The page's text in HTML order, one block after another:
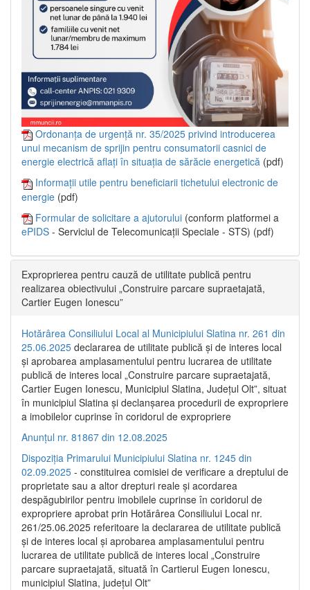
Ordonanța de urgență nr. 35/2025 privind introducerea
unui mecanism de sprijin pentru consumatorii casnici de
energie electrică aflați în situația de sărăcie energetică (pdf)
Informații utile pentru beneficiarii tichetului electronic de
energie (pdf)
Formular de solicitare a ajutorului (conform platformei a
ePIDS - Serviciul de Telecomunicații Speciale - STS) (pdf)
Exproprierea pentru cauză de utilitate publică pentru
realizarea obiectivului „Construire parcare supraetajată,
Cartier Eugen Ionescu”
Hotărârea Consiliului Local al Municipiului Slatina nr. 261 din
25.06.2025 declararea de utilitate publică și de interes local
și aprobarea amplasamentului pentru lucrarea de utilitate
publică de interes local „Construire parcare supraetajată,
Cartier Eugen Ionescu, Municipiul Slatina, Județul Olt”, situat
în municipiul Slatina și declanșarea procedurii de expropriere
a imobilelor cuprinse în coridorul de expropriere
Anunțul nr. 81867 din 12.08.2025
Dispoziția Primarului Municipiului Slatina nr. 1245 din
02.09.2025 - constituirea comisiei de verificare a dreptului de
proprietate sau a altor drepturi reale și acordarea
despăgubirilor pentru imobilele cuprinse în coridorul de
expropriere aprobat prin Hotărârea Consiliului Local nr.
261/25.06.2025 referitoare la declararea de utilitate publică
și de interes local și aprobarea amplasamentului pentru
lucrarea de utilitate publică de interes local „Construire
parcare supraetajată, situată în Cartierul Eugen Ionescu,
municipiul Slatina, județul Olt”